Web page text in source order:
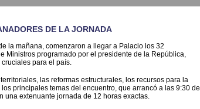
DE LA JORNADA
la mañana, comenzaron a llegar a Palacio los 32
Ministros programado por el presidente de la República,
para el país.
las reformas estructurales, los recursos para la
principales temas del encuentro, que arrancó a las 9:30 de
una extenuante jornada de 12 horas exactas.